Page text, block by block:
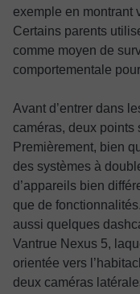
exemple en montrant
Certains parents
comme moyen de
comportementale
Avant d’entrer dans
caméras, deux points
Premièrement, bien
des systèmes à
d’appareils bien
que de
aussi quelques
Vantrue Nexus 5,
orientée vers
deux caméras